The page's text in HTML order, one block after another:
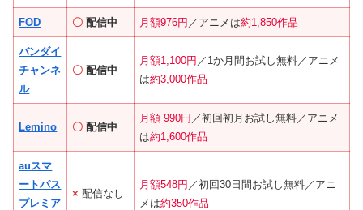
FOD 〇 配信中 月額976円 ／アニメは約1,850作品
バンダイ
チャンネ
ル
〇 配信中
月額1,100円 ／1か月間お試し無料／アニメ
は約3,000作品
Lemino 〇 配信中
月額 990円 ／初回初月お試し無料／アニメ
は約1,600作品
auスマ
ートパス
プレミア
× 配信なし
月額548円 ／初回30日間お試し無料／アニ
メは約350作品